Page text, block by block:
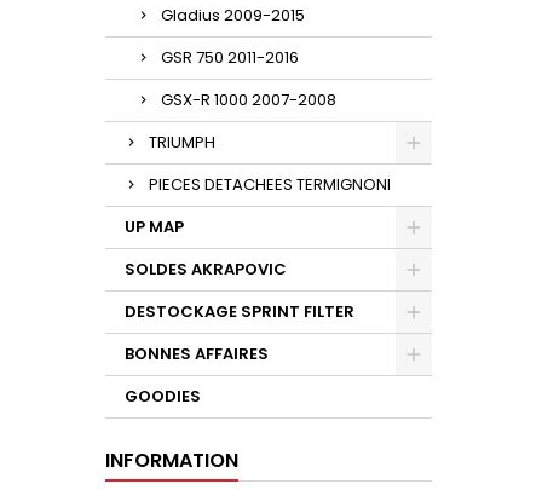
Gladius 2009-2015
GSR 750 2011-2016
GSX-R 1000 2007-2008
TRIUMPH
PIECES DETACHEES TERMIGNONI
UP MAP
SOLDES AKRAPOVIC
DESTOCKAGE SPRINT FILTER
BONNES AFFAIRES
GOODIES
INFORMATION